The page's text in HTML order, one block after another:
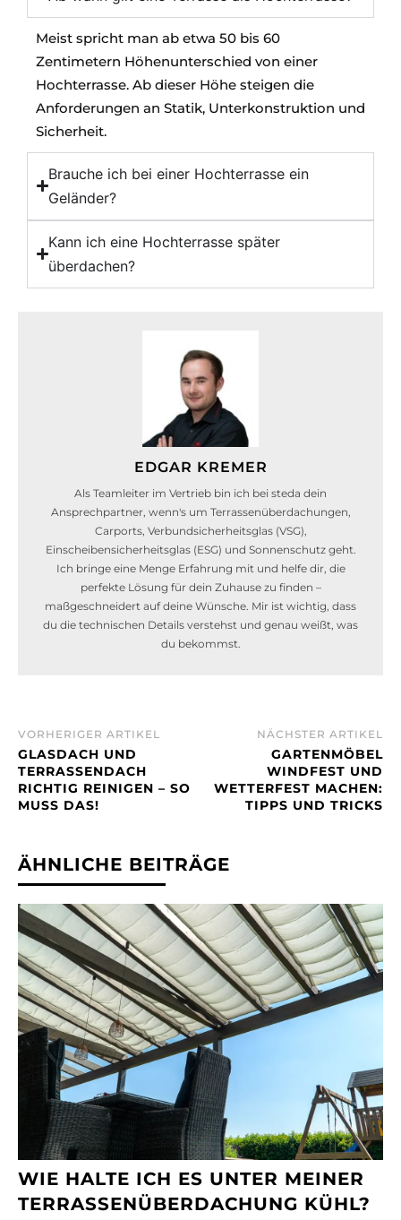
Meist spricht man ab etwa 50 bis 60
Zentimetern Höhenunterschied von einer
Hochterrasse. Ab dieser Höhe steigen die
Anforderungen an Statik, Unterkonstruktion und
Sicherheit.
Brauche ich bei einer Hochterrasse ein
Geländer?
Kann ich eine Hochterrasse später
überdachen?
EDGAR KREMER
Als Teamleiter im Vertrieb bin ich bei steda dein
Ansprechpartner, wenn's um Terrassenüberdachungen,
Carports, Verbundsicherheitsglas (VSG),
Einscheibensicherheitsglas (ESG) und Sonnenschutz geht.
Ich bringe eine Menge Erfahrung mit und helfe dir, die
perfekte Lösung für dein Zuhause zu finden –
maßgeschneidert auf deine Wünsche. Mir ist wichtig, dass
du die technischen Details verstehst und genau weißt, was
du bekommst.
VORHERIGER ARTIKEL
GLASDACH UND
TERRASSENDACH
RICHTIG REINIGEN – SO
MUSS DAS!
NÄCHSTER ARTIKEL
GARTENMÖBEL
WINDFEST UND
WETTERFEST MACHEN:
TIPPS UND TRICKS
ÄHNLICHE BEITRÄGE
WIE HALTE ICH ES UNTER MEINER
TERRASSENÜBERDACHUNG KÜHL?